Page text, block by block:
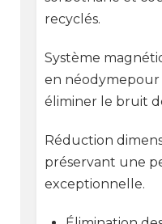
recyclés.
Système
en néodymepour
éliminer le bruit
Réduction
préservant une
exceptionnelle.